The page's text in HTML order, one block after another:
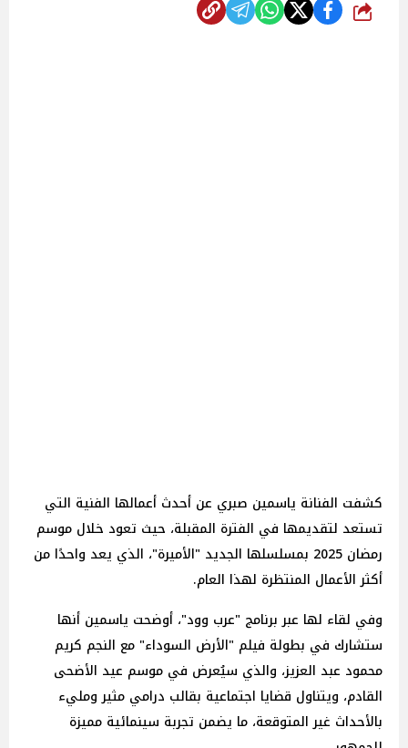
شارك
كشفت الفنانة ياسمين صبري عن أحدث أعمالها الفنية التي
تستعد لتقديمها في الفترة المقبلة، حيث تعود خلال موسم
رمضان 2025 بمسلسلها الجديد "الأميرة"، الذي يعد واحدًا من
أكثر الأعمال المنتظرة لهذا العام.
وفي لقاء لها عبر برنامج "عرب وود"، أوضحت ياسمين أنها
ستشارك في بطولة فيلم "الأرض السوداء" مع النجم كريم
محمود عبد العزيز، والذي سيُعرض في موسم عيد الأضحى
القادم، ويتناول قضايا اجتماعية بقالب درامي مثير ومليء
بالأحداث غير المتوقعة، ما يضمن تجربة سينمائية مميزة